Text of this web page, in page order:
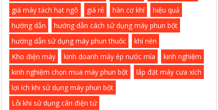
giá máy tách hạt ngô
giá rẻ hàn cơ khí
hiệu quả
hướng dẫn
hướng dẫn cách sử dụng máy phun bột
hướng dẫn sử dụng máy phun thuốc
khí nén
Kho điện máy
kinh doanh máy ép nước mía
kinh nghiệm
kinh nghiệm chọn mua máy phun bột
lắp đặt máy cưa xích
lợi ích khi sử dụng máy phun bột
Lỗi khi sử dụng cân điện tử